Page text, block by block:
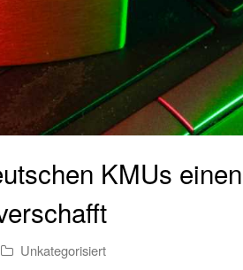
KMUs einen
Unkategorisiert